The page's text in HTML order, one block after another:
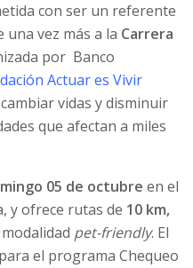
con ser un referente
una vez más a la Carrera
por Banco
Actuar es Vivir
vidas y disminuir
que afectan a miles
05 de octubre en el
y ofrece rutas de 10 km,
pet-friendly. El
el programa Chequeo